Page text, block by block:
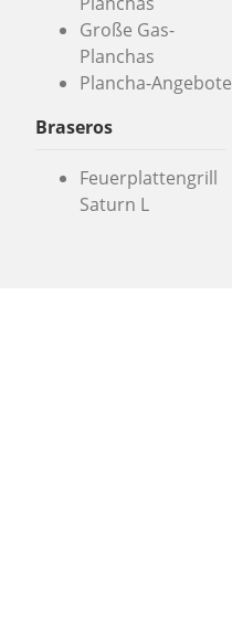
Große Gas-
Planchas
Plancha-Angebote
Braseros
Feuerplattengrill
Saturn L